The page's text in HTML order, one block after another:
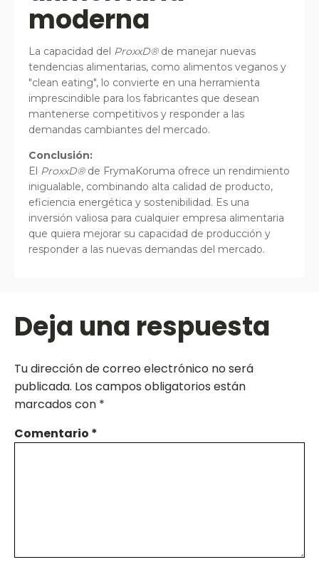
moderna
La capacidad del ProxxD®de manejar nuevas
tendencias alimentarias, como alimentos veganos y
"clean eating", lo convierte en una herramienta
imprescindible para los fabricantes que desean
mantenerse competitivos y responder a las
demandas cambiantes del mercado.
Conclusión:
El ProxxD®de FrymaKoruma ofrece un rendimiento
inigualable, combinando alta calidad de producto,
eficiencia energética y sostenibilidad. Es una
inversión valiosa para cualquier empresa alimentaria
que quiera mejorar su capacidad de producción y
responder a las nuevas demandas del mercado.
Deja una respuesta
Tu dirección de correo electrónico no será
publicada. Los campos obligatorios están
marcados con *
Comentario *